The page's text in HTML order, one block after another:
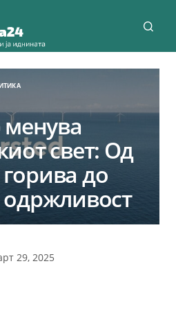
свет: Од
до
29, 2025